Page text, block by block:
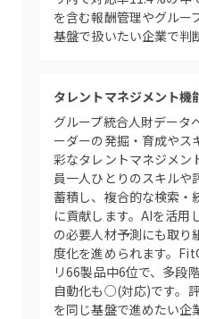
を含む報酬管理やグルー
基盤で扱いたい企業で判
タレントマネジメント機
グループ統合人財データ
ーダーの発掘・育成やス
彩なタレントマネジメン
員一人ひとりのスキルや
蓄積し、複合的な検索・
に貢献します。AIを活用
の必要人材予測にも取り
度化を進められます。
リ66製品中6位で、多段
自動化も○(対応)です。
を同じ基盤で進めたい企